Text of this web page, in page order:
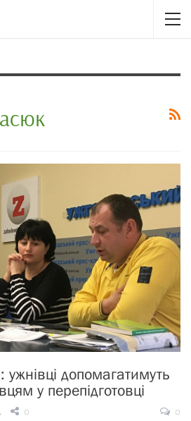
ужнівці допомагатимуть
у перепідготовці
0
0